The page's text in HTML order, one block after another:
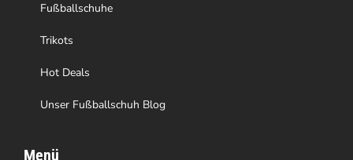
Fußballschuhe
Trikots
Hot Deals
Unser Fußballschuh Blog
Menü